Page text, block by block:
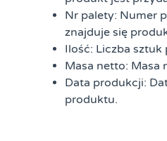
Nr palety: Numer
znajduje się
Ilość: Liczba sztuk
Masa netto: Masa
Data produkcji:
produktu.